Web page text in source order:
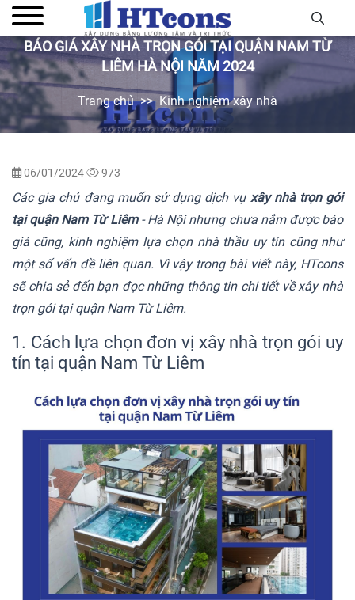
BÁO GIÁ XÂY NHÀ TRỌN GÓI TẠI QUẬN NAM TỪ
LIÊM HÀ NỘI NĂM 2024
Trang chủ Kinh nghiệm xây nhà
06/01/2024 973
Các gia chủ đang muốn sử dụng dịch vụ xây nhà trọn gói
tại quận Nam Từ Liêm- Hà Nội nhưng chưa nắm được báo
giá cũng, kinh nghiệm lựa chọn nhà thầu uy tín cũng như
một số vấn đề liên quan. Vì vậy trong bài viết này, HTcons
sẽ chia sẻ đến bạn đọc những thông tin chi tiết về xây nhà
trọn gói tại quận Nam Từ Liêm.
1. Cách lựa chọn đơn vị xây nhà trọn gói uy
tín tại quận Nam Từ Liêm